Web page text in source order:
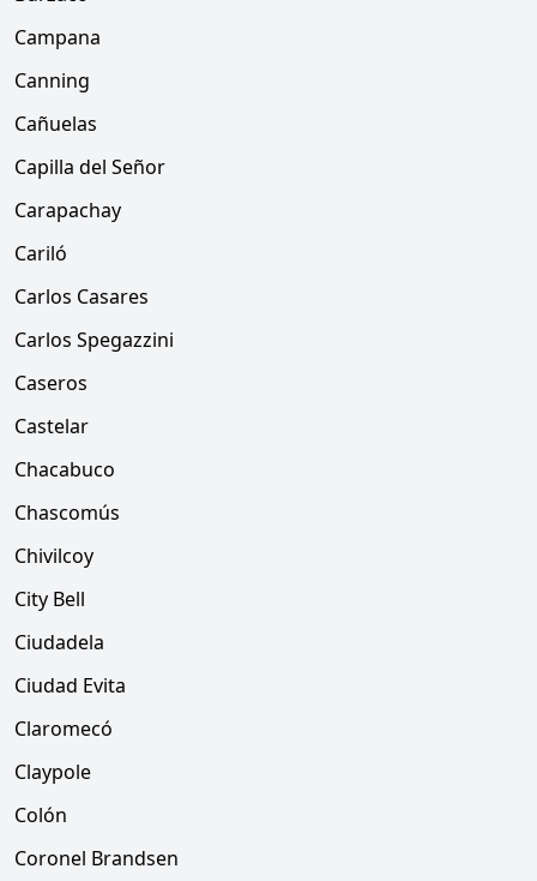
Campana
Canning
Cañuelas
Capilla del Señor
Carapachay
Cariló
Carlos Casares
Carlos Spegazzini
Caseros
Castelar
Chacabuco
Chascomús
Chivilcoy
City Bell
Ciudadela
Ciudad Evita
Claromecó
Claypole
Colón
Coronel Brandsen